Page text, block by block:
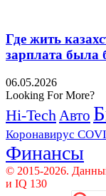
Где жить
зарплата была
06.05.2026
Looking For More?
Hi-Tech Авто
Коронавирус
Финансы
© 2015-2026.
и IQ 130